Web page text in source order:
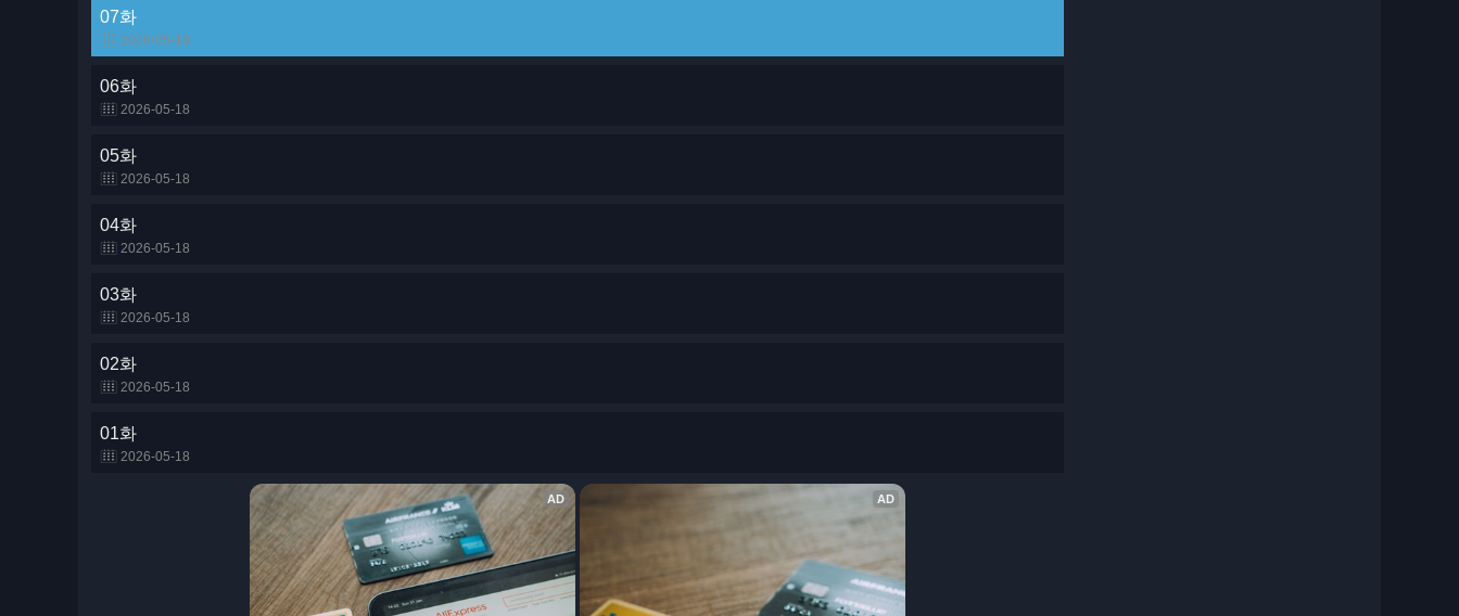
07화
2026-05-18
06화
2026-05-18
05화
2026-05-18
04화
2026-05-18
03화
2026-05-18
02화
2026-05-18
01화
2026-05-18